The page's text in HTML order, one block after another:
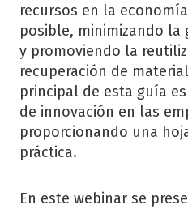
recursos en la
posible, minimizando la
y promoviendo la
recuperación de
principal de esta guía
de innovación en las
proporcionando una
práctica.
En este webinar se